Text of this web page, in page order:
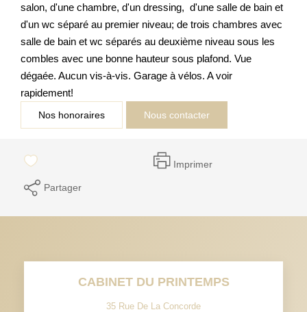
salon, d'une chambre, d'un dressing, d'une salle de bain et
d'un wc séparé au premier niveau; de trois chambres avec
salle de bain et wc séparés au deuxième niveau sous les
combles avec une bonne hauteur sous plafond. Vue
dégaée. Aucun vis-à-vis. Garage à vélos. A voir
rapidement!
Nos honoraires Nous contacter
Imprimer
Partager
CABINET DU PRINTEMPS
35 Rue De La Concorde